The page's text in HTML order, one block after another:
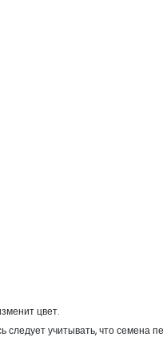
цвет.
следует учитывать, что семена